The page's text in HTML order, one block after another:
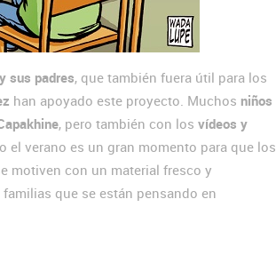
sus padres, que también fuera útil para los
han apoyado este proyecto. Muchos niños
, pero también con los vídeos y
el verano es un gran momento para que los
motiven con un material fresco y
que se están pensando en